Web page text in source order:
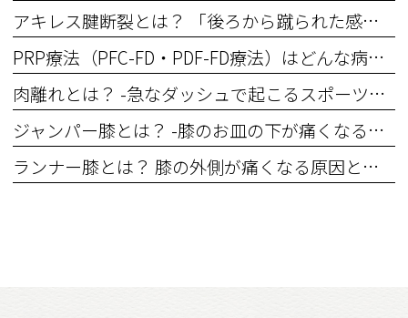
アキレス腱断裂とは？ 「後ろから蹴られた感じ」が危険サイン
PRP療法（PFC-FD・PDF-FD療法）はどんな病気に適応がある？ ～整形外科専門医が再生医療の適応をわかりやすく解説～
肉離れとは？ -急なダッシュで起こるスポーツ外傷-
ジャンパー膝とは？ -膝のお皿の下が痛くなる原因-
ランナー膝とは？ 膝の外側が痛くなる原因と対処法